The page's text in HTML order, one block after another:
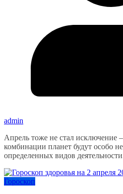
admin
Апрель тоже не стал исключение
комбинации планет будут особо
определенных видов
Гороскоп